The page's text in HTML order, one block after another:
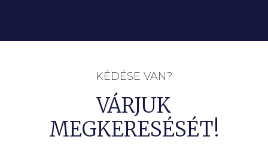
KÉDÉSE VAN?
VÁRJUK
MEGKERESÉSÉT!